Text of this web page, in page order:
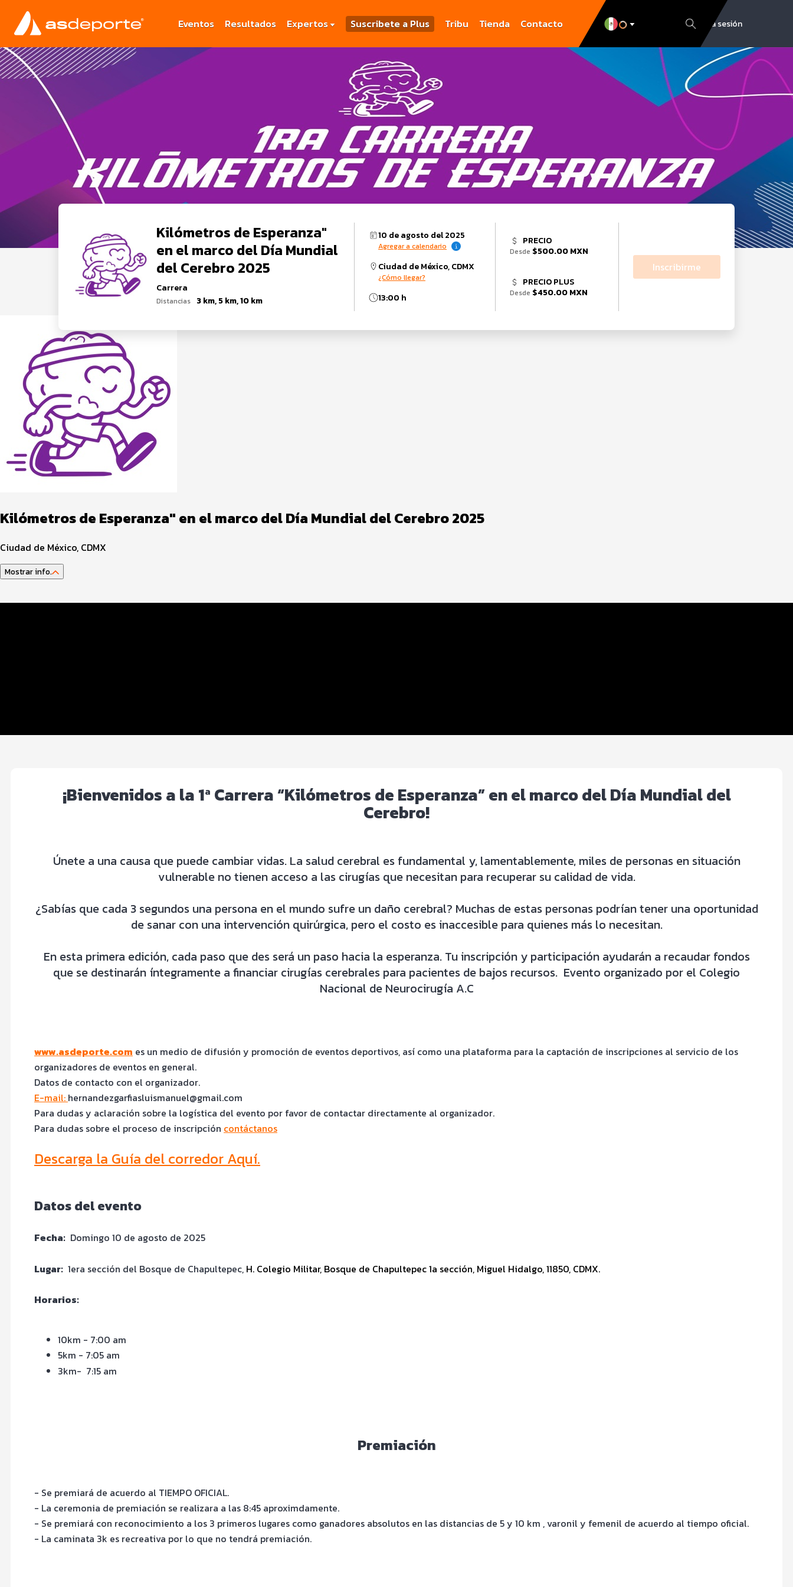
Eventos Resultados Expertos Suscribete a Plus Tribu Tienda Contacto Inicia sesión
Kilómetros de Esperanza"
en el marco del Día Mundial
del Cerebro 2025
Carrera
Distancias 3 km, 5 km, 10 km
10 de agosto del 2025
Agregar a calendario
Ciudad de México, CDMX
¿Cómo llegar?
13:00 h
PRECIO
Desde $500.00 MXN
PRECIO PLUS
Desde $450.00 MXN
Inscribirme
Kilómetros de Esperanza" en el marco del Día Mundial del Cerebro 2025
Ciudad de México, CDMX
Mostrar info.
¡Bienvenidos a la1ª Carrera “Kilómetros de Esperanza” en el marco del Día Mundial del
Cerebro!
Únete a una causa que puede cambiar vidas. La salud cerebral es fundamental y, lamentablemente, miles de personas en situación
vulnerable no tienen acceso a las cirugías que necesitan para recuperar su calidad de vida.
¿Sabías que cada 3 segundos una persona en el mundo sufre un daño cerebral? Muchas de estas personas podrían tener una oportunidad
de sanar con una intervención quirúrgica, pero el costo es inaccesible para quienes más lo necesitan.
En esta primera edición, cada paso que des será un paso hacia la esperanza. Tu inscripción y participación ayudarán a recaudar fondos
que se destinarán íntegramente a financiar cirugías cerebrales para pacientes de bajos recursos. Evento organizado por el Colegio
Nacional de Neurocirugía A.C
www.asdeporte.com es un medio de difusión y promoción de eventos deportivos, así como una plataforma para la captación de inscripciones al servicio de los
organizadores de eventos en general.
Datos de contacto con el organizador.
E-mail: hernandezgarfiasluismanuel@gmail.com
Para dudas y aclaración sobre la logística del evento por favor de contactar directamente al organizador.
Para dudas sobre el proceso de inscripción contáctanos
Descarga la Guía del corredor Aquí.
Datos del evento
Fecha: Domingo 10 de agosto de 2025
Lugar: 1era sección del Bosque de Chapultepec, H. Colegio Militar, Bosque de Chapultepec 1a sección, Miguel Hidalgo, 11850, CDMX.
Horarios:
10km - 7:00 am
5km - 7:05 am
3km- 7:15 am
Premiación
- Se premiará de acuerdo al TIEMPO OFICIAL.
- La ceremonia de premiación se realizara a las 8:45 aproximdamente.
- Se premiará con reconocimiento a los 3 primeros lugares como ganadores absolutos en las distancias de 5 y 10 km , varonil y femenil de acuerdo al tiempo oficial.
- La caminata 3k es recreativa por lo que no tendrá premiación.